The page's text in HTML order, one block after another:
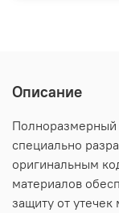
Описание
Полноразмерный
специально
оригинальным
материалов
защиту от